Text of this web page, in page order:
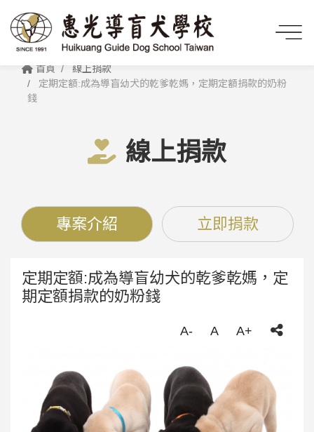
首頁
線上捐款
定期定額:成為導盲幼犬的乾爹乾媽，定期定額捐款的奶粉
錢
線上捐款
專案介紹 立即捐款
定期定額:成為導盲幼犬的乾爹乾媽，定
期定額捐款的奶粉錢
A- A A+